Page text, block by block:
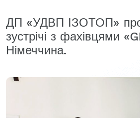
ДП «УДВП ІЗОТОП»
зустрічі з фахівцями
Німеччина.